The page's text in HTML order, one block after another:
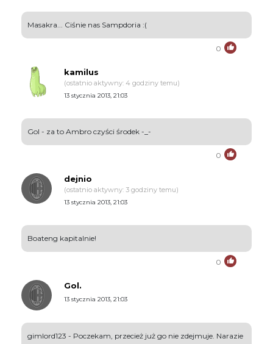
Masakra... Ciśnie nas Sampdoria :(
0
kamilus
(ostatnio aktywny: 4 godziny temu)
13 stycznia 2013, 21:03
Gol - za to Ambro czyści środek -_-
0
dejnio
(ostatnio aktywny: 3 godziny temu)
13 stycznia 2013, 21:03
Boateng kapitalnie!
0
Gol.
13 stycznia 2013, 21:03
gimlord123 - Poczekam, przecież już go nie zdejmuje. Narazie